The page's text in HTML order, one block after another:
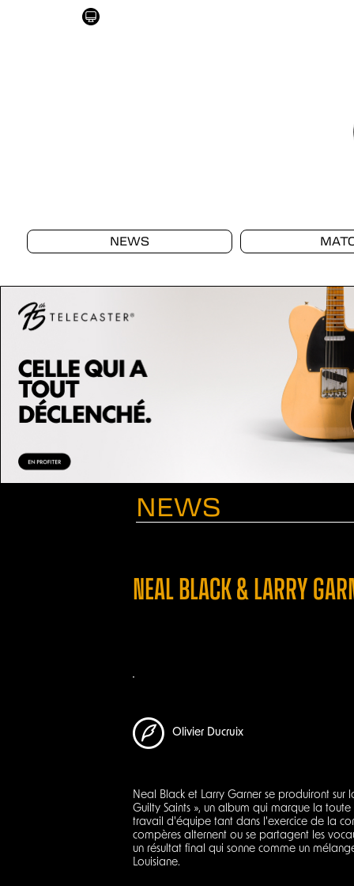
NEWS
NEWS
NEAL BLACK & LARRY
Olivier Ducruix
Neal Black et Larry Garner se produiront sur
Guilty Saints », un album qui marque la
travail d'équipe tant dans l'exercice de la
compères alternent ou se partagent les
un résultat final qui sonne comme un
Louisiane.